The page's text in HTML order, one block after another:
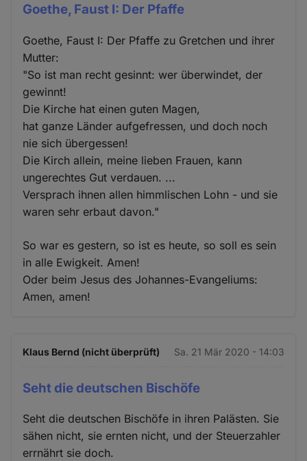
Goethe, Faust I: Der Pfaffe
Goethe, Faust I: Der Pfaffe zu Gretchen und ihrer
Mutter:
"So ist man recht gesinnt: wer überwindet, der
gewinnt!
Die Kirche hat einen guten Magen,
hat ganze Länder aufgefressen, und doch noch
nie sich übergessen!
Die Kirch allein, meine lieben Frauen, kann
ungerechtes Gut verdauen. ...
Versprach ihnen allen himmlischen Lohn - und sie
waren sehr erbaut davon."
So war es gestern, so ist es heute, so soll es sein
in alle Ewigkeit. Amen!
Oder beim Jesus des Johannes-Evangeliums:
Amen, amen!
Klaus Bernd (nicht überprüft) Sa. 21 Mär 2020 - 14:03
Seht die deutschen Bischöfe
Seht die deutschen Bischöfe in ihren Palästen. Sie
sähen nicht, sie ernten nicht, und der Steuerzahler
errnährt sie doch.